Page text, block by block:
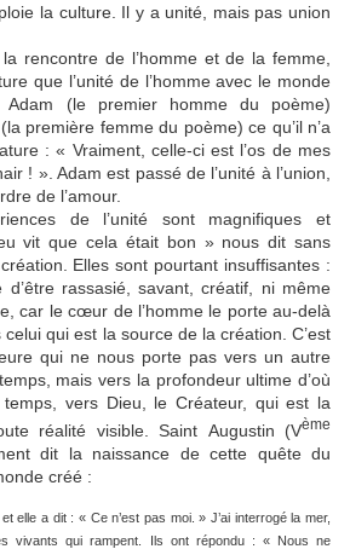
la culture. Il y a unité, mais pas union
rencontre de l’homme et de la femme,
que l’unité de l’homme avec le monde
Adam (le premier homme du poème)
première femme du poème) ce qu’il n’a
: « Vraiment, celle-ci est l’os de mes
! ». Adam est passé de l’unité à l’union,
de l’amour.
de l’unité sont magnifiques et
vit que cela était bon » nous dit sans
Elles sont pourtant insuffisantes :
rassasié, savant, créatif, ni même
car le cœur de l’homme le porte au-delà
qui est la source de la création. C’est
qui ne nous porte pas vers un autre
mais vers la profondeur ultime d’où
temps, vers Dieu, le Créateur, qui est la
réalité visible. Saint Augustin (Vème
dit la naissance de cette quête du
créé :
elle a dit : « Ce n’est pas moi. » J’ai interrogé la mer,
vivants qui rampent. Ils ont répondu : « Nous ne